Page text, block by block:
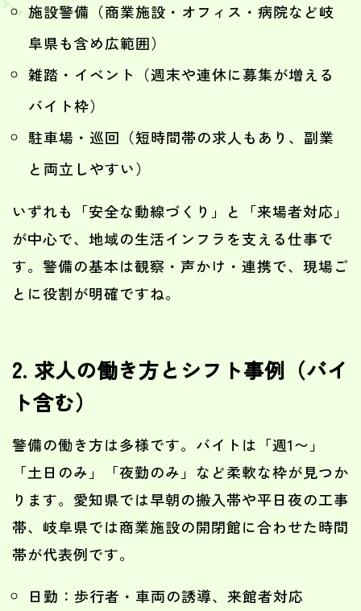
施設警備（商業施設・オフィス・病院など岐
阜県も含め広範囲）
雑踏・イベント（週末や連休に募集が増える
バイト枠）
駐車場・巡回（短時間帯の求人もあり、副業
と両立しやすい）
いずれも「安全な動線づくり」と「来場者対応」
が中心で、地域の生活インフラを支える仕事で
す。警備の基本は観察・声かけ・連携で、現場ご
とに役割が明確ですね。
2. 求人の働き方とシフト事例（バイ
ト含む）
警備の働き方は多様です。バイトは「週1〜」
「土日のみ」「夜勤のみ」など柔軟な枠が見つか
ります。愛知県では早朝の搬入帯や平日夜の工事
帯、岐阜県では商業施設の開閉館に合わせた時間
帯が代表例です。
日勤：歩行者・車両の誘導、来館者対応